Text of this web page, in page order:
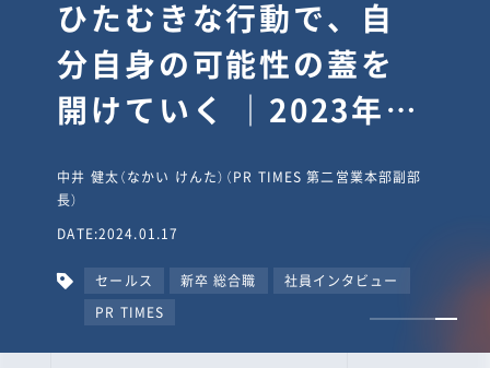
スを変え“予想を裏切
り、期待を超える”【真
輔塾・前編】
山田真輔（やまだ しんすけ）（執行役員 兼 Jooto事業部
長）
DATE:2023.09.08
カルチャー CxO キャリア入社 Jooto